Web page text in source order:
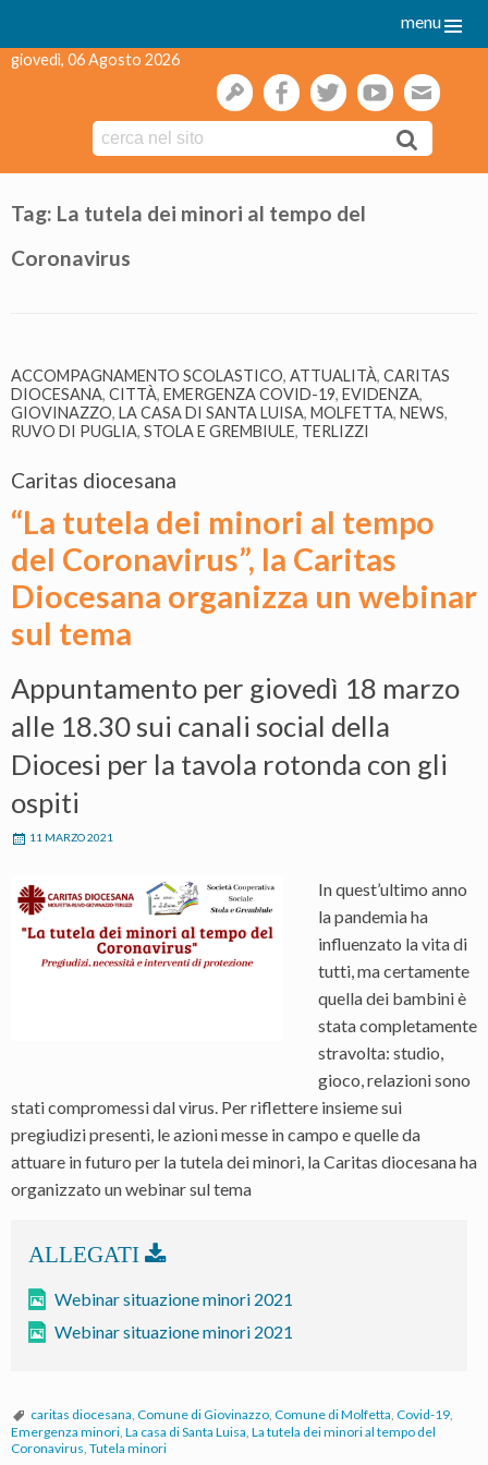
menu
giovedì, 06 Agosto 2026
gestionefacebooktwitteryoutube
to
Tag: La tutela dei minori al tempo del
Coronavirus
ACCOMPAGNAMENTO SCOLASTICO, ATTUALITÀ, CARITAS
DIOCESANA, CITTÀ, EMERGENZA COVID-19, EVIDENZA,
GIOVINAZZO, LA CASA DI SANTA LUISA, MOLFETTA, NEWS,
RUVO DI PUGLIA, STOLA E GREMBIULE, TERLIZZI
Caritas diocesana
“La tutela dei minori al tempo
del Coronavirus”, la Caritas
Diocesana organizza un webinar
sul tema
Appuntamento per giovedì 18 marzo
alle 18.30 sui canali social della
Diocesi per la tavola rotonda con gli
ospiti
11 MARZO 2021
In quest’ultimo anno
la pandemia ha
influenzato la vita di
tutti, ma certamente
quella dei bambini è
stata completamente
stravolta: studio,
gioco, relazioni sono
stati compromessi dal virus. Per riflettere insieme sui
pregiudizi presenti, le azioni messe in campo e quelle da
attuare in futuro per la tutela dei minori, la Caritas diocesana ha
organizzato un webinar sul tema
Webinar situazione minori 2021
Webinar situazione minori 2021
caritas diocesana, Comune di Giovinazzo, Comune di Molfetta, Covid-19,
Emergenza minori, La casa di Santa Luisa, La tutela dei minori al tempo del
Coronavirus, Tutela minori